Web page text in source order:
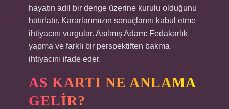
hayatın adil bir denge üzerine kurulu olduğunu
hatırlatır. Kararlarımızın sonuçlarını kabul etme
ihtiyacını vurgular. Asılmış Adam: Fedakarlık
yapma ve farklı bir perspektiften bakma
ihtiyacını ifade eder.
AS KARTI NE ANLAMA
GELIR?